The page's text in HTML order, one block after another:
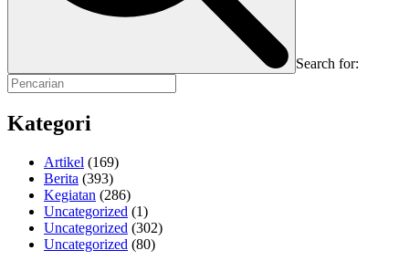
Search for:
Kategori
Artikel (169)
Berita (393)
Kegiatan (286)
Uncategorized (1)
Uncategorized (302)
Uncategorized (80)